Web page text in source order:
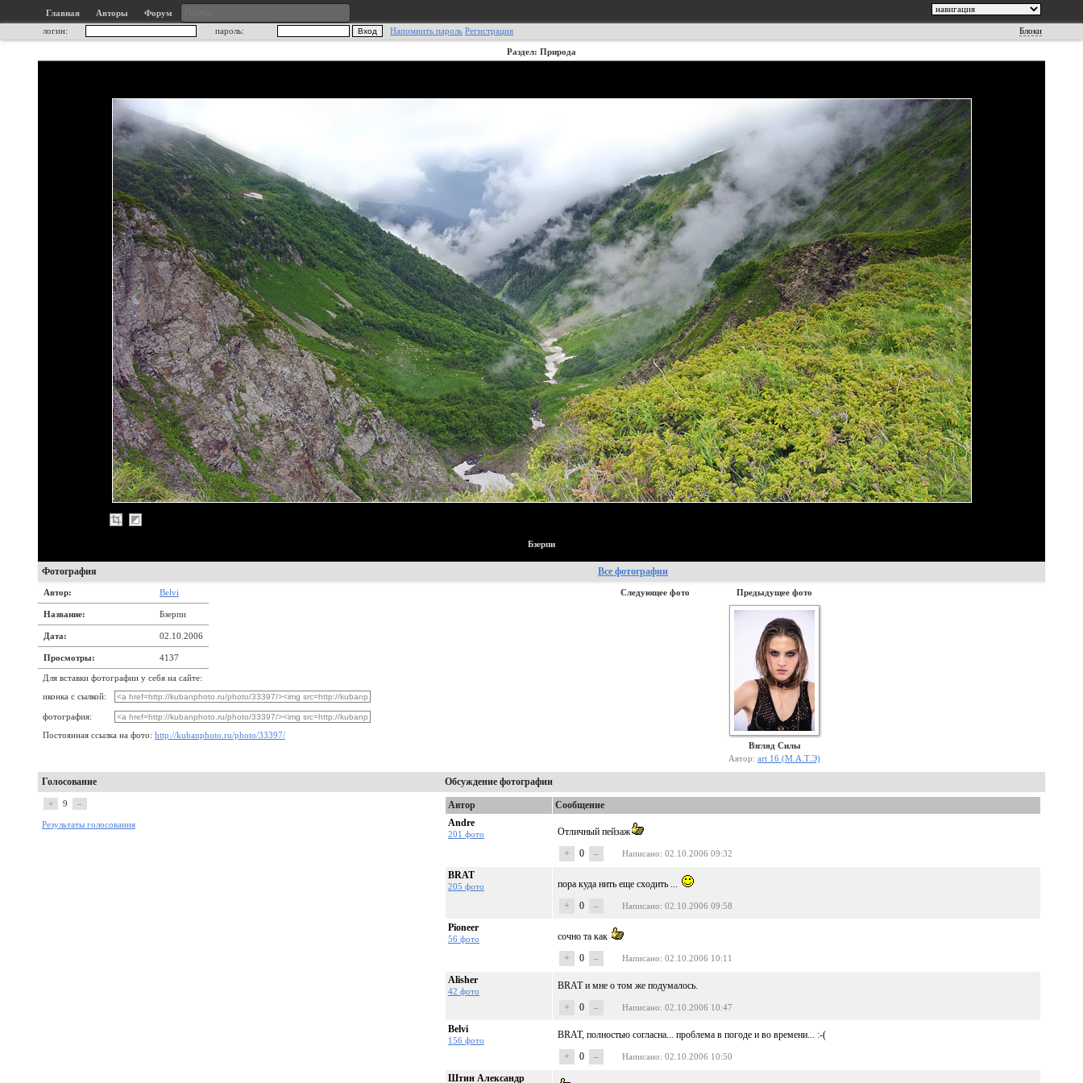
Главная Авторы
Форум
логин:
пароль: Напомнить пароль Регистрация Блоки
Раздел: Природа
Бзерпи
Фотография Все фотографии
Автор: Belvi
Название: Бзерпи
Дата: 02.10.2006
Просмотры: 4137
Для вставки фотографии у себя на сайте:
иконка с сылкой:
фотография:
Постоянная ссылка на фото: http://kubanphoto.ru/photo/33397/
Следующее фото Предыдущее фото
Взгляд Силы
Автор: art 16 (М.А.Т.Э)
Голосование Обсуждение фотографии
+ 9 –
Результаты голосования
Автор
Сообщение
Andre
201 фото
Отличный пейзаж
+
0 – Написано: 02.10.2006 09:32
BRAT
205 фото
пора куда нить еще сходить ...
+
0 – Написано: 02.10.2006 09:58
Pioneer
56 фото
сочно та как
+
0 – Написано: 02.10.2006 10:11
Alisher
42 фото
BRAT и мне о том же подумалось.
+
0 – Написано: 02.10.2006 10:47
Belvi
156 фото
BRAT, полностью согласна... проблема в погоде и во времени... :-(
+
0 – Написано: 02.10.2006 10:50
Штин Александр